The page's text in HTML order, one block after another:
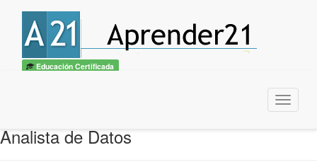
Educación Certificada
Menu
Analista de Datos